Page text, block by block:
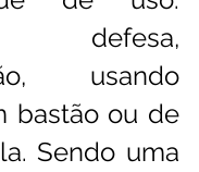
defesa,
usando
bastão ou de
Sendo uma